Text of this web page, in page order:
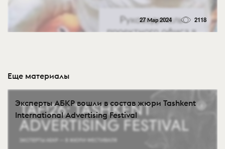
27 Мар 2024 2118
Еще материалы
Эксперты АБКР вошли в состав жюри Tashkent
International Advertising Festival